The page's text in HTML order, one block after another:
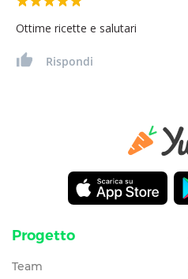
Ottime ricette e salutari
Rispondi
Progetto
Team